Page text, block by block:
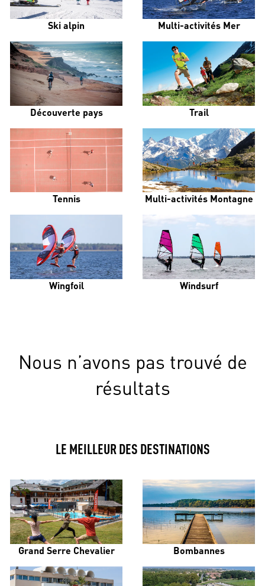
Ski alpin Multi-activités Mer
Découverte pays Trail
Tennis Multi-activités Montagne
Wingfoil Windsurf
Nous n’avons pas trouvé de
résultats
LE MEILLEUR DES DESTINATIONS
Grand Serre Chevalier Bombannes